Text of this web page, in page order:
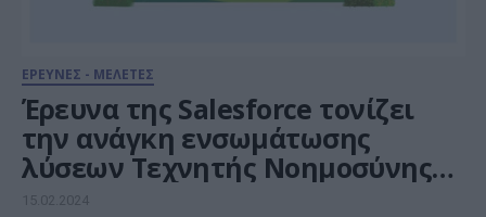
ΕΡΕΥΝΕΣ - ΜΕΛΕΤΕΣ
Έρευνα της Salesforce τονίζει
την ανάγκη ενσωμάτωσης
λύσεων Τεχνητής Νοημοσύνης
στις επιχειρήσεις
15.02.2024